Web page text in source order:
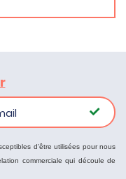
d'être utilisées pour nous
commerciale qui découle de